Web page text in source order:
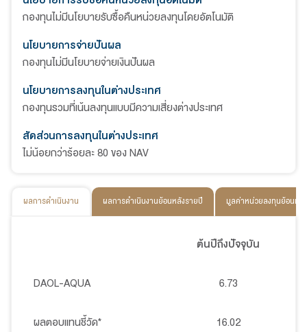
กองทุนไม่มีนโยบายรับซื้อคืนหน่วยลงทุนโดยอัตโนมัติ
นโยบายการจ่ายปันผล
กองทุนไม่มีนโยบายจ่ายเงินปันผล
นโยบายการลงทุนในต่างประเทศ
กองทุนรวมที่เน้นลงทุนแบบมีความเสี่ยงต่างประเทศ
สัดส่วนการลงทุนในต่างประเทศ
ไม่น้อยกว่าร้อยละ 80 ของ NAV
ผลการดำเนินงาน ผลการดำเนินงานย้อนหลังรายปี มูลค่าหน่วยลงทุนย้อนหลัง
ต้นปีถึงปัจจุบัน
DAOL-AQUA 6.73
ผลตอบแทนชี้วัด* 16.02